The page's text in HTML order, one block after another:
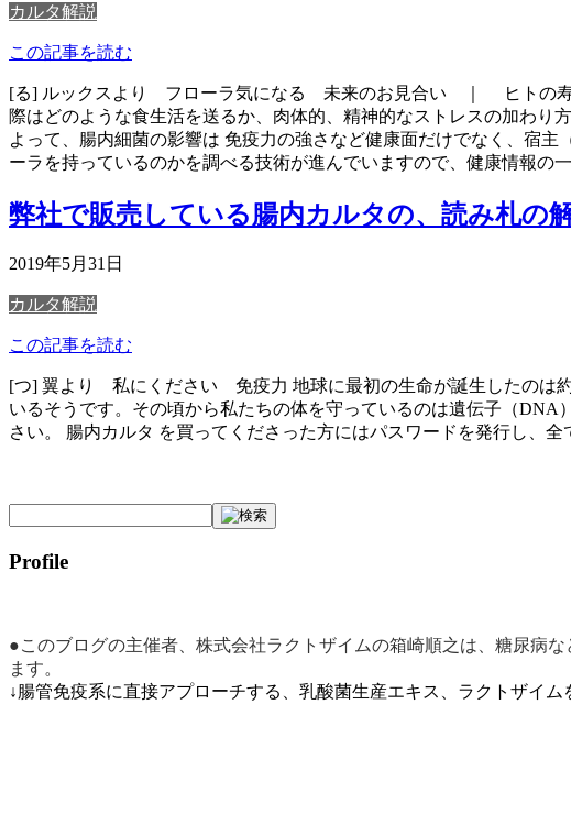
カルタ解説
この記事を読む
[る] ルックスより フローラ気になる 未来のお見合い ｜ ヒトの寿
際はどのような食生活を送るか、肉体的、精神的なストレスの加わり
よって、腸内細菌の影響は 免疫力の強さなど健康面だけでなく、宿
ーラを持っているのかを調べる技術が進んでいますので、健康情報の
弊社で販売している腸内カルタの、読み札の
2019年5月31日
カルタ解説
この記事を読む
[つ] 翼より 私にください 免疫力 地球に最初の生命が誕生したのは
いるそうです。その頃から私たちの体を守っているのは遺伝子（
さい。 腸内カルタ を買ってくださった方にはパスワードを発行し、
Profile
●このブログの主催者、株式会社ラクトザイムの箱崎順之は、糖尿病
ます。
↓腸管免疫系に直接アプローチする、乳酸菌生産エキス、ラクトザイム